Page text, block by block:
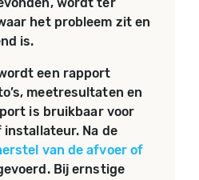
het probleem zit en
is.
een rapport
meetresultaten en
is bruikbaar voor
Na de
van de afvoer of
Bij ernstige